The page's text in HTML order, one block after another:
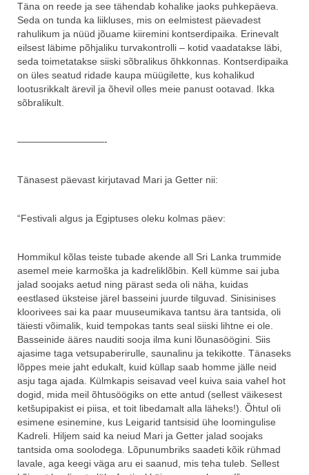
Täna on reede ja see tähendab kohalike jaoks puhkepäeva.
Seda on tunda ka liikluses, mis on eelmistest päevadest
rahulikum ja nüüd jõuame kiiremini kontserdipaika. Erinevalt
eilsest läbime põhjaliku turvakontrolli – kotid vaadatakse läbi,
seda toimetatakse siiski sõbralikus õhkkonnas. Kontserdipaika
on üles seatud ridade kaupa müügilette, kus kohalikud
lootusrikkalt ärevil ja õhevil olles meie panust ootavad. Ikka
sõbralikult.
—————————-
Tänasest päevast kirjutavad Mari ja Getter nii:
“Festivali algus ja Egiptuses oleku kolmas päev:
Hommikul kõlas teiste tubade akende all Sri Lanka trummide
asemel meie karmoška ja kadreliklõbin. Kell kümme sai juba
jalad soojaks aetud ning pärast seda oli näha, kuidas
eestlased üksteise järel basseini juurde tilguvad. Sinisinises
kloorivees sai ka paar muuseumikava tantsu ära tantsida, oli
täiesti võimalik, kuid tempokas tants seal siiski lihtne ei ole.
Basseinide ääres nauditi sooja ilma kuni lõunasöögini. Siis
ajasime taga vetsupaberirulle, saunalinu ja tekikotte. Tänaseks
lõppes meie jaht edukalt, kuid küllap saab homme jälle neid
asju taga ajada. Külmkapis seisavad veel kuiva saia vahel hot
dogid, mida meil õhtusöögiks on ette antud (sellest väikesest
ketšupipakist ei piisa, et toit libedamalt alla läheks!). Õhtul oli
esimene esinemine, kus Leigarid tantsisid ühe loomingulise
Kadreli. Hiljem said ka neiud Mari ja Getter jalad soojaks
tantsida oma soolodega. Lõpunumbriks saadeti kõik rühmad
lavale, aga keegi väga aru ei saanud, mis teha tuleb. Sellest